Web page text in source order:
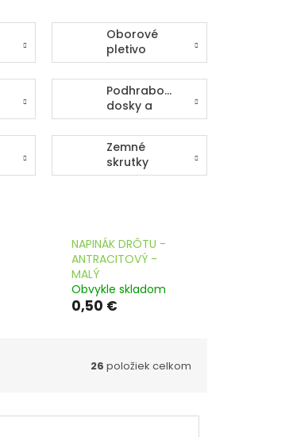
Oborové
pletivo
Podhrabové
dosky a
doplnky
Zemné
skrutky
NAPINÁK DRÔTU -
ANTRACITOVÝ -
MALÝ
Obvykle skladom
0,50 €
26 položiek celkom